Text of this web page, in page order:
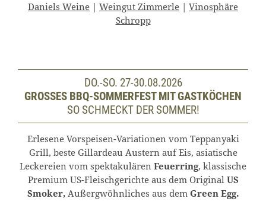
Daniels Weine | Weingut Zimmerle | Vinosphäre
Schropp
DO.-SO. 27-30.08.2026
GROSSES BBQ-SOMMERFEST MIT GASTKÖCHEN
SO SCHMECKT DER SOMMER!
Erlesene Vorspeisen-Variationen vom Teppanyaki
Grill, beste Gillardeau Austern auf Eis, asiatische
Leckereien vom spektakulären Feuerring, klassische
Premium US-Fleischgerichte aus dem Original US
Smoker, Außergwöhnliches aus dem Green Egg.